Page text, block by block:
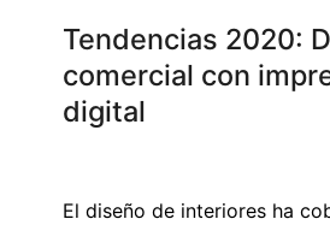
Tendencias 2020:
comercial con
digital
El diseño de interiores ha